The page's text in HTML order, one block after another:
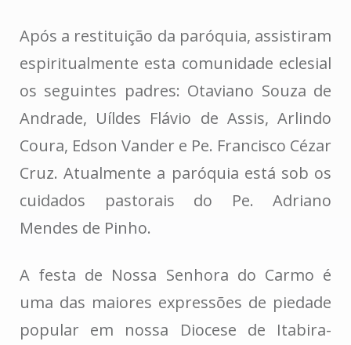
Após a restituição da paróquia, assistiram
espiritualmente esta comunidade eclesial
os seguintes padres: Otaviano Souza de
Andrade, Uíldes Flávio de Assis, Arlindo
Coura, Edson Vander e Pe. Francisco Cézar
Cruz. Atualmente a paróquia está sob os
cuidados pastorais do Pe. Adriano
Mendes de Pinho.
A festa de Nossa Senhora do Carmo é
uma das maiores expressões de piedade
popular em nossa Diocese de Itabira-